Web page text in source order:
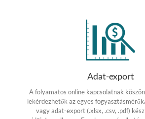
Adat-export
A folyamatos online kapcsolatnak
lekérdezhetők az egyes
vagy adat-export (.xlsx, .csv, .pdf)